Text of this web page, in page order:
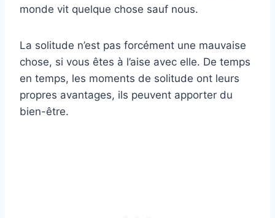
monde vit quelque chose sauf nous.
La solitude n’est pas forcément une mauvaise
chose, si vous êtes à l’aise avec elle. De temps
en temps, les moments de solitude ont leurs
propres avantages, ils peuvent apporter du
bien-être.